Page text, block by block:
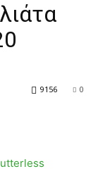
0
9156